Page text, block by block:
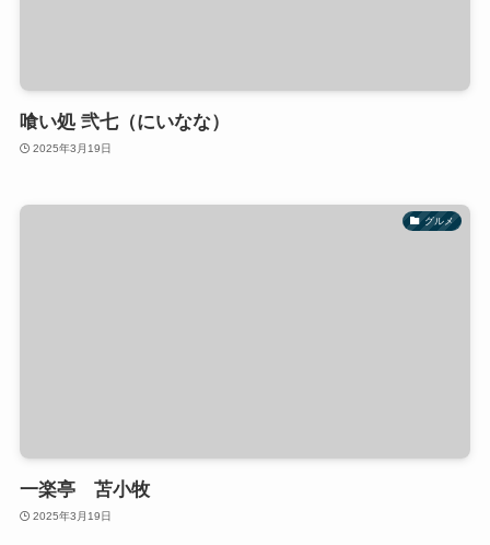
喰い処 弐七（にいなな）
2025年3月19日
グルメ
一楽亭 苫小牧
2025年3月19日